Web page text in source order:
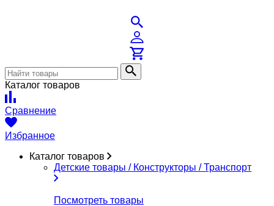
Каталог товаров
Сравнение
Избранное
Каталог товаров
Детские товары / Конструкторы / Транспорт
Посмотреть товары